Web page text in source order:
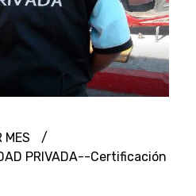
MES
PRIVADA--Certificación